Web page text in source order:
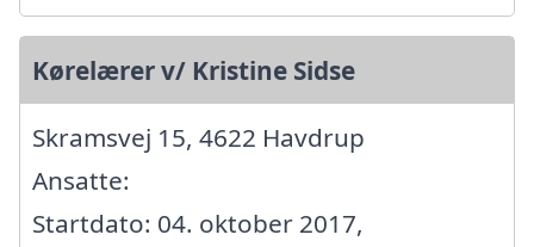
Kørelærer v/ Kristine Sidse
Skramsvej 15, 4622 Havdrup
Ansatte:
Startdato: 04. oktober 2017,